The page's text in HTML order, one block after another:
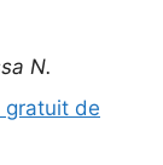
N.
gratuit de